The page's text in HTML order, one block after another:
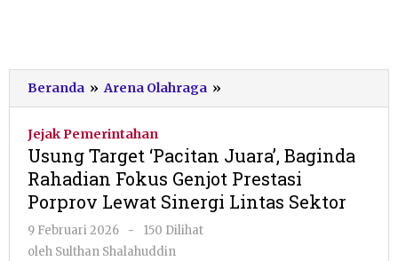
Beranda » Arena Olahraga »
Target
Baginda
Rahadian
Fokus
Jejak Pemerintahan
Usung Target ‘Pacitan Juara’, Baginda
Rahadian Fokus Genjot Prestasi
Porprov Lewat Sinergi Lintas Sektor
9 Februari 2026
oleh
Sulthan
-
150 Dilihat
oleh Sulthan Shalahuddin